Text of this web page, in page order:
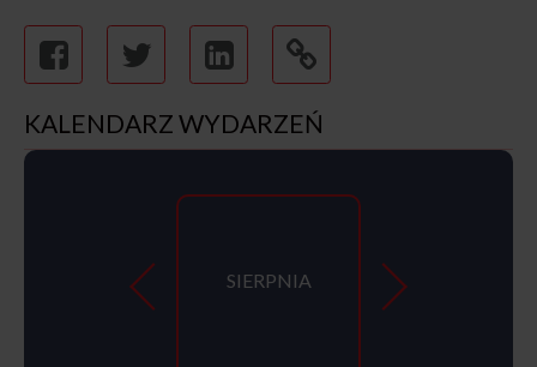
KALENDARZ WYDARZEŃ
SIERPNIA